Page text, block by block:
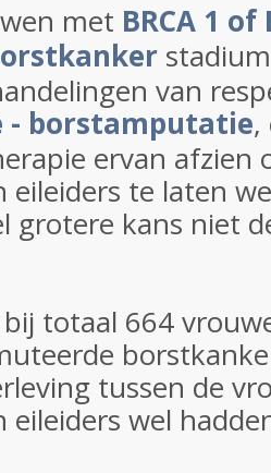
met BRCA 1 of
van
- borstamputatie,
ervan afzien
eileiders te laten
grotere kans niet
totaal 664
tussen de
eileiders wel